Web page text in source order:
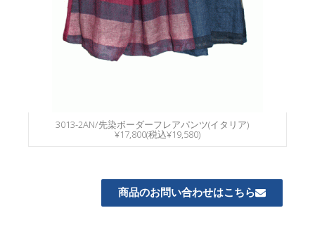
3013-2AN/先染ボーダーフレアパンツ(イタリア)
¥17,800(税込¥19,580)
商品のお問い合わせはこちら